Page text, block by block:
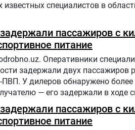
специалистов в
пассажиров с
питание
Оперативники
задержали двух пассажиров
У дилеров обнаружено более
— его задержали в ходе
пассажиров с
питание